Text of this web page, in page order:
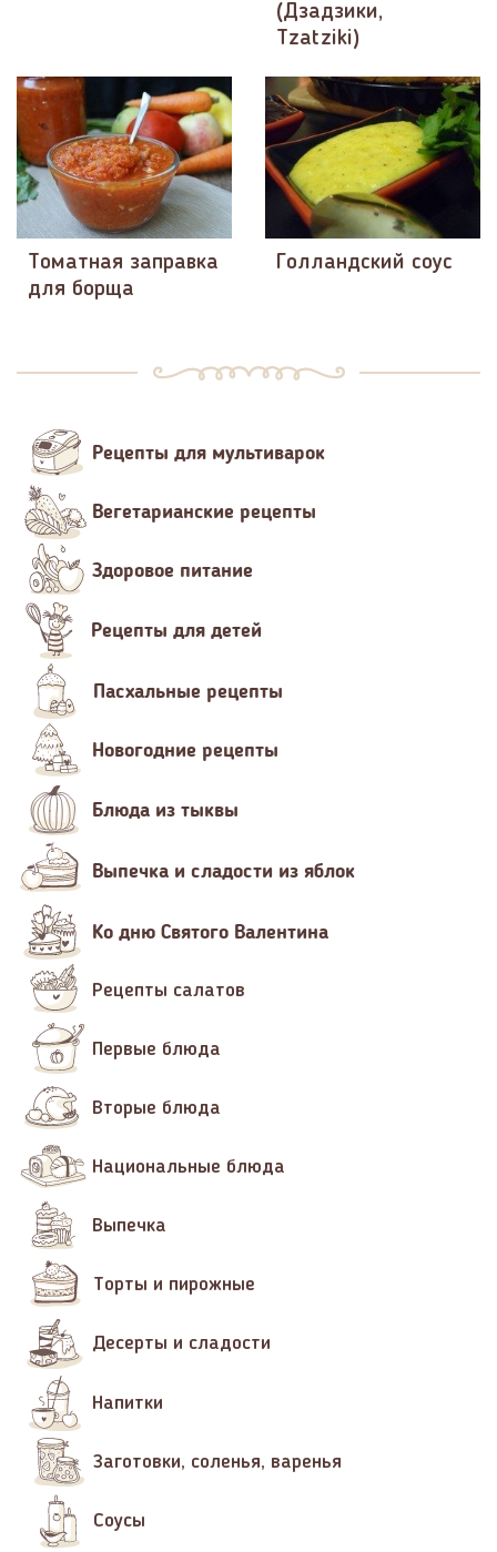
(Дзадзики,
Tzatziki)
Томатная заправка
для борща
Голландский соус
Рецепты для мультиварок
Вегетарианские рецепты
Здоровое питание
Рецепты для детей
Пасхальные рецепты
Новогодние рецепты
Блюда из тыквы
Выпечка и сладости из яблок
Ко дню Святого Валентина
Рецепты салатов
Первые блюда
Вторые блюда
Национальные блюда
Выпечка
Торты и пирожные
Десерты и сладости
Напитки
Заготовки, соленья, варенья
Соусы